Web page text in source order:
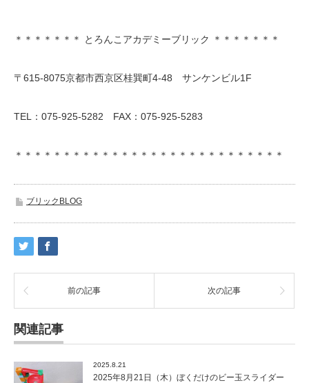
＊＊＊＊＊＊＊ とろんこアカデミーブリック ＊＊＊＊＊＊＊
〒615-8075京都市西京区桂巽町4-48 サンケンビル1F
TEL：075-925-5282 FAX：075-925-5283
＊＊＊＊＊＊＊＊＊＊＊＊＊＊＊＊＊＊＊＊＊＊＊＊＊＊＊＊
ブリックBLOG
前の記事 次の記事
関連記事
2025.8.21
2025年8月21日（木）ぼくだけのビー玉スライダー